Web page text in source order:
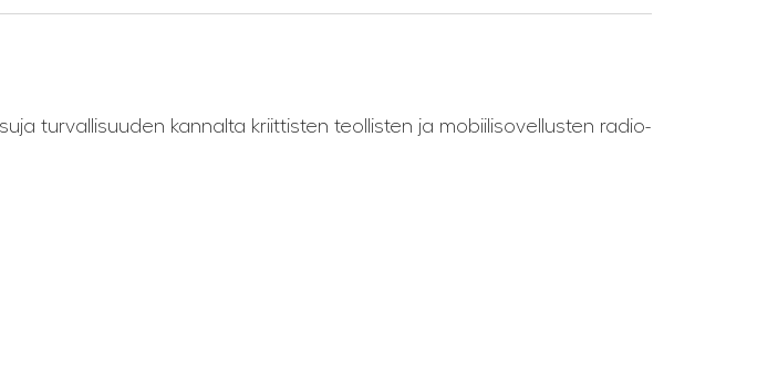
turvallisuuden kannalta kriittisten teollisten ja mobiilisovellusten radio-